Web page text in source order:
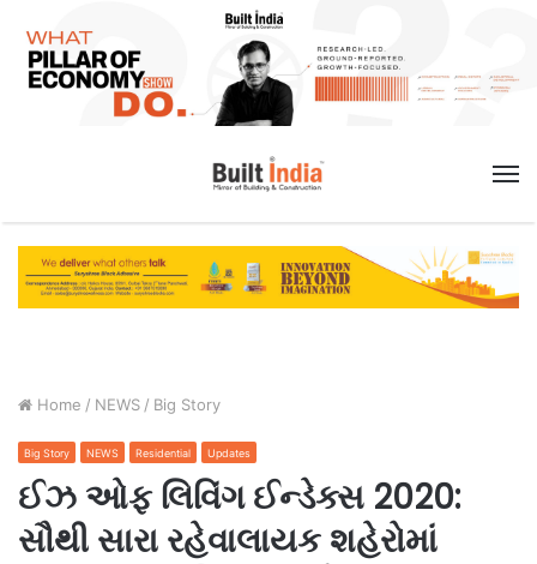
Home / NEWS / Big Story
Big Story NEWS Residential Updates
ઈઝ ઓફ લિવિંગ ઈન્ડેક્સ 2020:
સૌથી સારા રહેવાલાયક શહેરોમાં